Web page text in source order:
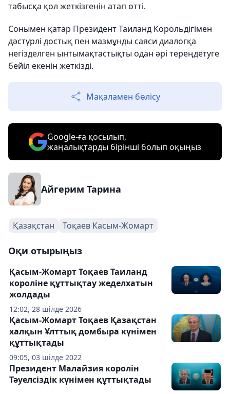
табысқа қол жеткізгенін атап өтті.
Сонымен қатар Президент Таиланд Корольдігімен
дәстүрлі достық пен мазмұнды саяси диалогқа
негізделген ынтымақтастықты одан әрі тереңдетуге
бейіл екенін жеткізді.
Мақаламен бөлісу
Google-ға қосылып,
жаңалықтарды бірінші болып оқыңыз
Айгерим Тарина
Қазақстан Тоқаев Касым-Жомарт
Оқи отырыңыз
12:02, 28 шілде 2026
Қасым-Жомарт Тоқаев Таиланд
короліне құттықтау жеделхатын
жолдады
09:05, 03 шілде 2022
Қасым-Жомарт Тоқаев Қазақстан
халқын Ұлттық домбыра күнімен
құттықтады
Президент Малайзия королін
Тәуелсіздік күнімен құттықтады